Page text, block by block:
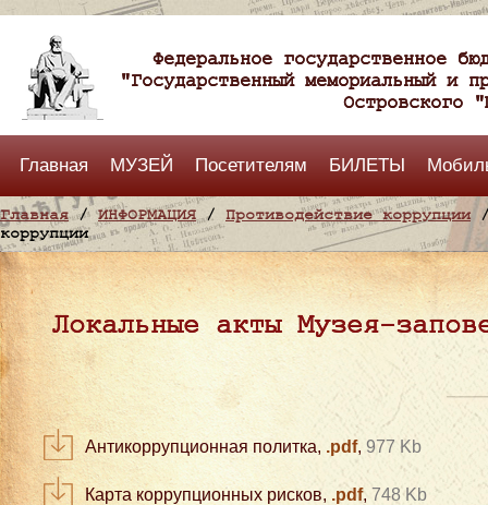
Федеральное государственное
"Государственный мемориальный и
Островского
Главная МУЗЕЙ Посетителям БИЛЕТЫ
Главная/ИНФОРМАЦИЯ / Противодействие коррупции/
коррупции
Локальные акты Музея-
Антикоррупционная политка, .pdf, 977 Kb
Карта коррупционных рисков, .pdf, 748 Kb